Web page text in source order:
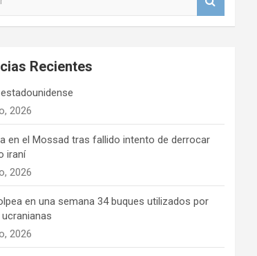
Recientes
2026
en el Mossad tras fallido intento de derrocar
iraní
2026
en una semana 34 buques utilizados por
2026